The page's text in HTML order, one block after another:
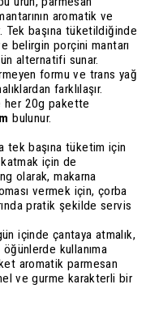
aromatik ve
Tek başına tüketildiğinde
belirgin porçini mantarı
alternatifi sunar.
formu ve trans yağ
farklılaşır.
her 20g pakette
bulunur.
tek başına tüketim için
için de
olarak, makarna
vermek için, çorba
pratik şekilde servis
içinde çantaya atmalık,
kullanıma
aromatik parmesan
ve gurme karakterli bir